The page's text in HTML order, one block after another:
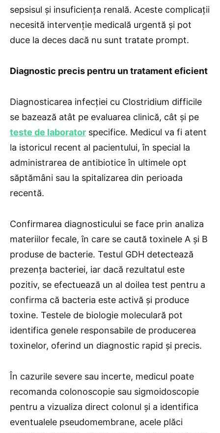
sepsisul și insuficiența renală. Aceste complicații
necesită intervenție medicală urgentă și pot
duce la deces dacă nu sunt tratate prompt.
Diagnostic precis pentru un tratament eficient
Diagnosticarea infecției cu Clostridium difficile
se bazează atât pe evaluarea clinică, cât și pe
teste de laborator specifice. Medicul va fi atent
la istoricul recent al pacientului, în special la
administrarea de antibiotice în ultimele opt
săptămâni sau la spitalizarea din perioada
recentă.
Confirmarea diagnosticului se face prin analiza
materiilor fecale, în care se caută toxinele A și B
produse de bacterie. Testul GDH detectează
prezența bacteriei, iar dacă rezultatul este
pozitiv, se efectuează un al doilea test pentru a
confirma că bacteria este activă și produce
toxine. Testele de biologie moleculară pot
identifica genele responsabile de producerea
toxinelor, oferind un diagnostic rapid și precis.
În cazurile severe sau incerte, medicul poate
recomanda colonoscopie sau sigmoidoscopie
pentru a vizualiza direct colonul și a identifica
eventualele pseudomembrane, acele plăci